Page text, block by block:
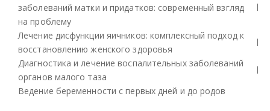
заболеваний матки и придатков: современный взгляд
на проблему
Лечение дисфункции яичников: комплексный подход к
восстановлению женского здоровья
Диагностика и лечение воспалительных заболеваний
органов малого таза
Ведение беременности с первых дней и до родов